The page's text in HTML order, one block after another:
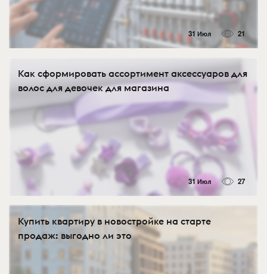
31 Июл 21
Как сформировать ассортимент аксессуаров для
волос для девочек для магазина
31 Июл 27
Купить квартиру в новостройке на старте
продаж: выгодно ли это